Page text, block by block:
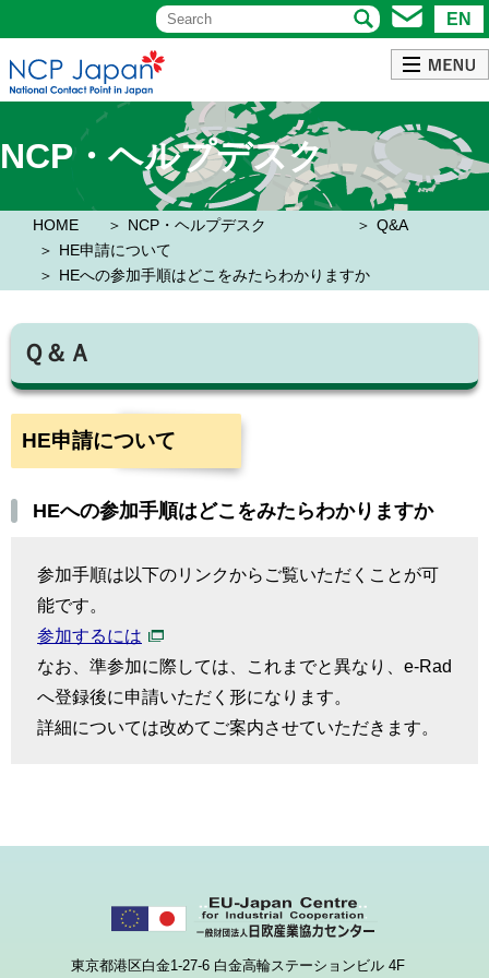
EN
NCP・ヘルプデスク
HOME NCP・ヘルプデスク
Q&A
HE申請について
HEへの参加手順はどこをみたらわかりますか
Ｑ＆Ａ
HE申請について
HEへの参加手順はどこをみたらわかりますか
参加手順は以下のリンクからご覧いただくことが可
能です。
参加するには
なお、準参加に際しては、これまでと異なり、e-Rad
へ登録後に申請いただく形になります。
詳細については改めてご案内させていただきます。
東京都港区白金1-27-6 白金高輪ステーションビル 4F